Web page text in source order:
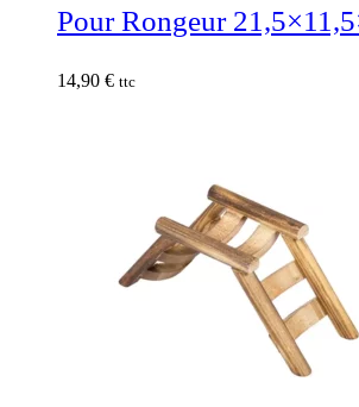
Pour Rongeur
14,90 € ttc